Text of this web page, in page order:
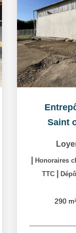
Saint
Honoraires
TTC
290